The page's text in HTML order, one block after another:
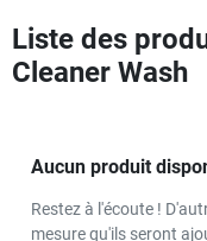
Liste des
Cleaner Wash
Aucun produit
Restez à l'écoute !
mesure qu'ils seront